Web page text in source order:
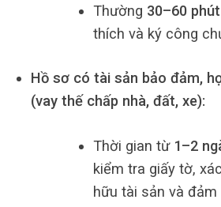
Thường 30–60 phút
thích và ký công
Hồ sơ có tài sản bảo đảm,
(vay thế chấp nhà, đất, xe):
Thời gian từ 1–2
kiểm tra giấy tờ,
hữu tài sản và đảm